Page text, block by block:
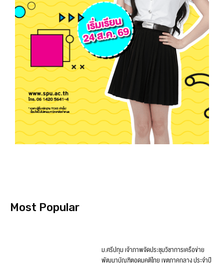
Most Popular
ม.ศรีปทุม เจ้าภาพจัดประชุมวิชาการเครือข่าย
พัฒนาบัณฑิตอุดมคติไทย เขตภาคกลาง ประจำปี